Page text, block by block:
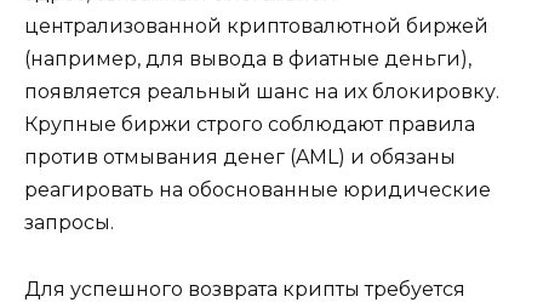
централизованной криптовалютной биржей
(например, для вывода в фиатные деньги),
появляется реальный шанс на их блокировку.
Крупные биржи строго соблюдают правила
против отмывания денег (AML) и обязаны
реагировать на обоснованные юридические
запросы.
Для успешного возврата крипты требуется